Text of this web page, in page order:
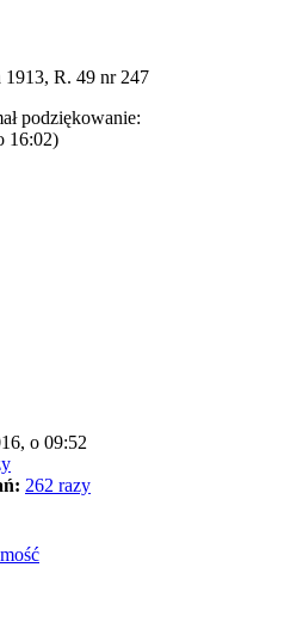
1913, R. 49 nr 247
podziękowanie:
16:02)
o 09:52
262 razy